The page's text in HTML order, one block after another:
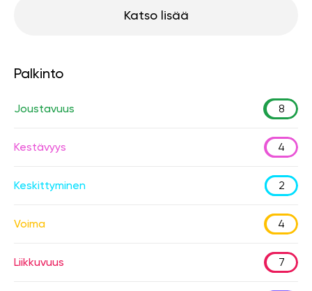
Katso lisää
Palkinto
Joustavuus 8
Kestävyys 4
Keskittyminen 2
Voima 4
Liikkuvuus 7